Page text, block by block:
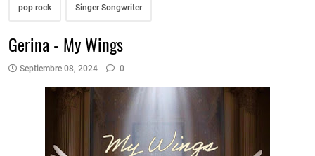
pop rock Singer Songwriter
Gerina - My Wings
Septiembre 08, 2024 0